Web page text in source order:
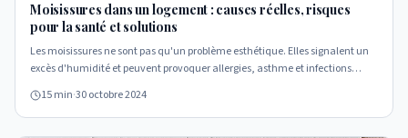
Moisissures dans un logement : causes réelles, risques
pour la santé et solutions
Les moisissures ne sont pas qu'un problème esthétique. Elles signalent un
excès d'humidité et peuvent provoquer allergies, asthme et infections
15 min·30 octobre 2024